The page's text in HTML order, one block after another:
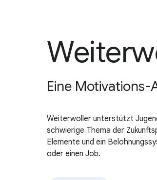
Eine
Weiterwoller unterstützt
schwierige Thema der
Elemente und ein
oder einen Job.